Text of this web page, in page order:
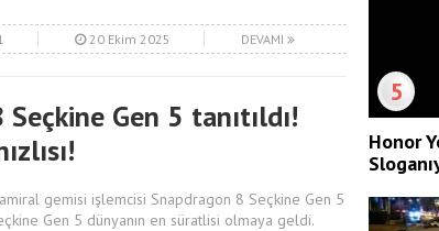
20 Ekim 2025 DEVAMI
Gen 5 tanıtıldı!
gemisi işlemcisi Snapdragon 8 Seçkine Gen 5
Gen 5 dünyanın en süratlisi olmaya geldi.
5
Honor